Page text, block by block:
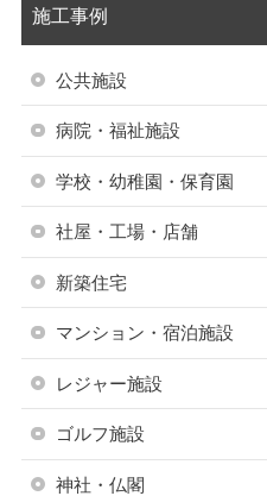
施工事例
公共施設
病院・福祉施設
学校・幼稚園・保育園
社屋・工場・店舗
新築住宅
マンション・宿泊施設
レジャー施設
ゴルフ施設
神社・仏閣